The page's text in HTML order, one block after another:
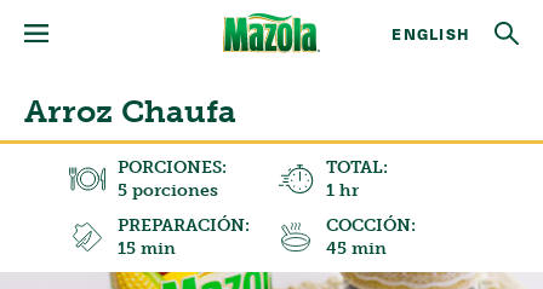
ENGLISH
Arroz Chaufa
PORCIONES:
5 porciones
TOTAL:
1 hr
PREPARACIÓN:
15 min
COCCIÓN:
45 min